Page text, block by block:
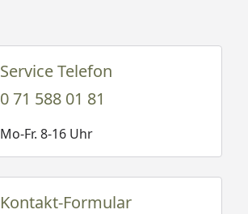
Service Telefon
0 71 588 01 81
Mo-Fr. 8-16 Uhr
Kontakt-Formular